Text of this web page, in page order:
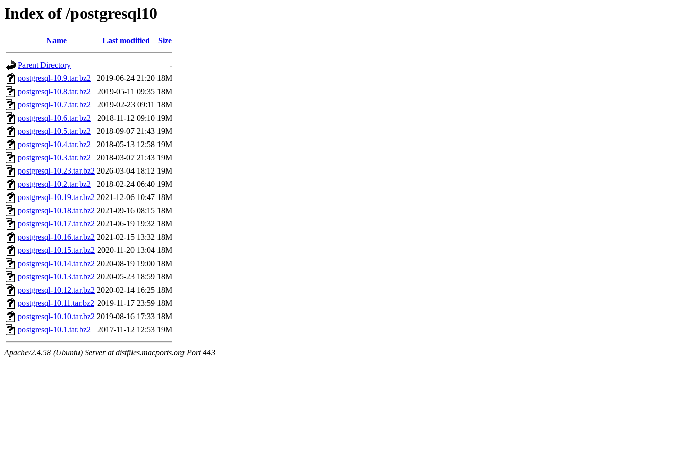
Index of /postgresql10
Name Last modified Size
Parent Directory
-
postgresql-10.9.tar.bz2
2019-06-24 21:20 18M
postgresql-10.8.tar.bz2
2019-05-11 09:35 18M
postgresql-10.7.tar.bz2
2019-02-23 09:11 18M
postgresql-10.6.tar.bz2
2018-11-12 09:10 19M
postgresql-10.5.tar.bz2
2018-09-07 21:43 19M
postgresql-10.4.tar.bz2
2018-05-13 12:58 19M
postgresql-10.3.tar.bz2
2018-03-07 21:43 19M
postgresql-10.23.tar.bz2 2026-03-04 18:12 19M
postgresql-10.2.tar.bz2
2018-02-24 06:40 19M
postgresql-10.19.tar.bz2 2021-12-06 10:47 18M
postgresql-10.18.tar.bz2 2021-09-16 08:15 18M
postgresql-10.17.tar.bz2 2021-06-19 19:32 18M
postgresql-10.16.tar.bz2 2021-02-15 13:32 18M
postgresql-10.15.tar.bz2 2020-11-20 13:04 18M
postgresql-10.14.tar.bz2 2020-08-19 19:00 18M
postgresql-10.13.tar.bz2 2020-05-23 18:59 18M
postgresql-10.12.tar.bz2 2020-02-14 16:25 18M
postgresql-10.11.tar.bz2 2019-11-17 23:59 18M
postgresql-10.10.tar.bz2 2019-08-16 17:33 18M
postgresql-10.1.tar.bz2
2017-11-12 12:53 19M
Apache/2.4.58 (Ubuntu) Server at distfiles.macports.org Port 443